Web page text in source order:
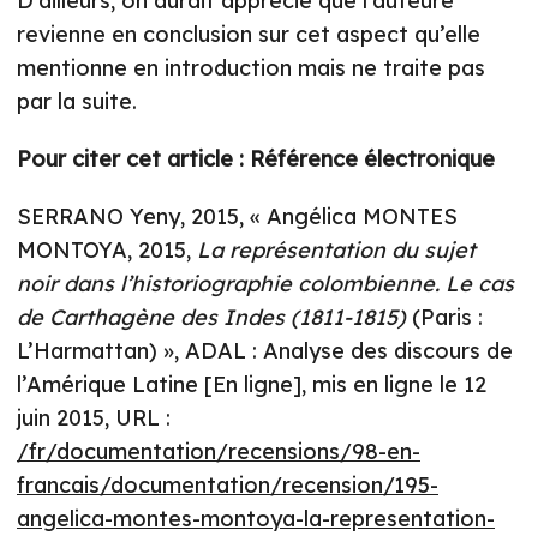
revienne en conclusion sur cet aspect qu’elle
mentionne en introduction mais ne traite pas
par la suite.
Pour citer cet article : Référence électronique
SERRANO Yeny, 2015, « Angélica MONTES
MONTOYA, 2015, La représentation du sujet
noir dans l’historiographie colombienne. Le cas
de Carthagène des Indes (1811-1815)(Paris :
L’Harmattan) », ADAL : Analyse des discours de
l’Amérique Latine [En ligne], mis en ligne le 12
juin 2015, URL :
/fr/documentation/recensions/98-en-
francais/documentation/recension/195-
angelica-montes-montoya-la-representation-